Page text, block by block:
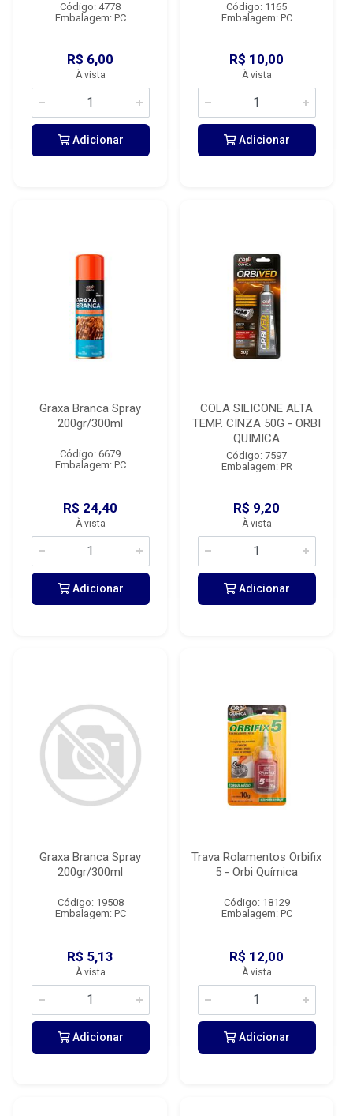
Código: 4778
Embalagem: PC
R$ 6,00
À vista
Adicionar
Código: 1165
Embalagem: PC
R$ 10,00
À vista
Adicionar
Graxa Branca Spray
200gr/300ml
Código: 6679
Embalagem: PC
R$ 24,40
À vista
Adicionar
COLA SILICONE ALTA
TEMP. CINZA 50G - ORBI
QUIMICA
Código: 7597
Embalagem: PR
R$ 9,20
À vista
Adicionar
Graxa Branca Spray
200gr/300ml
Código: 19508
Embalagem: PC
R$ 5,13
À vista
Adicionar
Trava Rolamentos Orbifix
5 - Orbi Química
Código: 18129
Embalagem: PC
R$ 12,00
À vista
Adicionar